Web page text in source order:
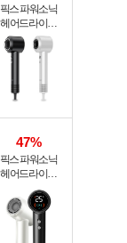
픽스 파워소닉
헤어드라이기
XHS-701
47%
픽스 파워소닉
헤어드라이기
XHS-702